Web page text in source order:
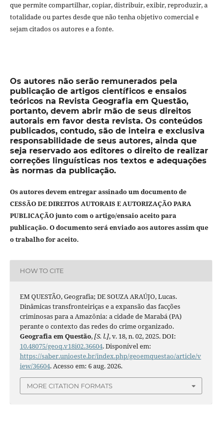
que permite compartilhar, copiar, distribuir, exibir, reproduzir, a
totalidade ou partes desde que não tenha objetivo comercial e
sejam citados os autores e a fonte.
Os autores não serão remunerados pela
publicação de artigos científicos e ensaios
teóricos na Revista Geografia em Questão,
portanto, devem abrir mão de seus direitos
autorais em favor desta revista. Os conteúdos
publicados, contudo, são de inteira e exclusiva
responsabilidade de seus autores, ainda que
seja reservado aos editores o direito de realizar
correções linguísticas nos textos e adequações
às normas da publicação.
Os autores devem entregar assinado um documento de
CESSÃO DE DIREITOS AUTORAIS E AUTORIZAÇÃO PARA
PUBLICAÇÃO junto com o artigo/ensaio aceito para
publicação. O documento será enviado aos autores assim que
o trabalho for aceito.
HOW TO CITE
EM QUESTÃO, Geografia; DE SOUZA ARAÚJO, Lucas.
Dinâmicas transfronteiriças e a expansão das facções
criminosas para a Amazônia: a cidade de Marabá (PA)
perante o contexto das redes do crime organizado.
Geografia em Questão,[S. l.], v. 18, n. 02, 2025. DOI:
10.48075/geoq.v18i02.36604. Disponível em:
https://saber.unioeste.br/index.php/geoemquestao/article/v
iew/36604. Acesso em: 6 aug. 2026.
MORE CITATION FORMATS